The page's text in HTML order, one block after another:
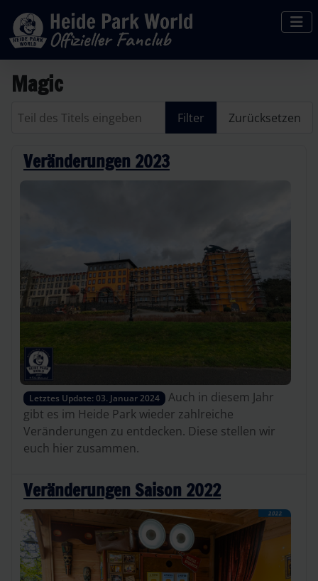
Magic
Teil des Titels eingeben
Filter Zurücksetzen
Veränderungen 2023
Letztes Update: 03. Januar 2024 Auch in diesem Jahr
gibt es im Heide Park wieder zahlreiche
Veränderungen zu entdecken. Diese stellen wir
euch hier zusammen.
Veränderungen Saison 2022